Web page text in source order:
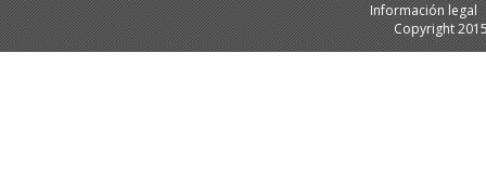
Información legal
Copyright